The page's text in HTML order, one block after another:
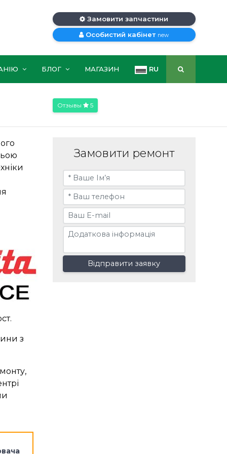
Замовити запчастини
Особистий кабінет new
БЛОГ МАГАЗИН RU
Отзывы 5
з
Замовити ремонт
Відправити заявку